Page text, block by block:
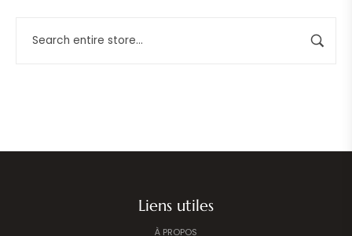
Liens utiles
À PROPOS